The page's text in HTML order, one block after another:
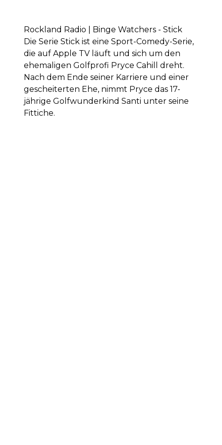
Rockland Radio | Binge Watchers - Stick
Die Serie Stick ist eine Sport-Comedy-Serie,
die auf Apple TV läuft und sich um den
ehemaligen Golfprofi Pryce Cahill dreht.
Nach dem Ende seiner Karriere und einer
gescheiterten Ehe, nimmt Pryce das 17-
jährige Golfwunderkind Santi unter seine
Fittiche.